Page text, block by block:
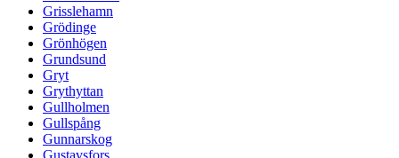
Grisslehamn
Grödinge
Grönhögen
Grundsund
Gryt
Grythyttan
Gullholmen
Gullspång
Gunnarskog